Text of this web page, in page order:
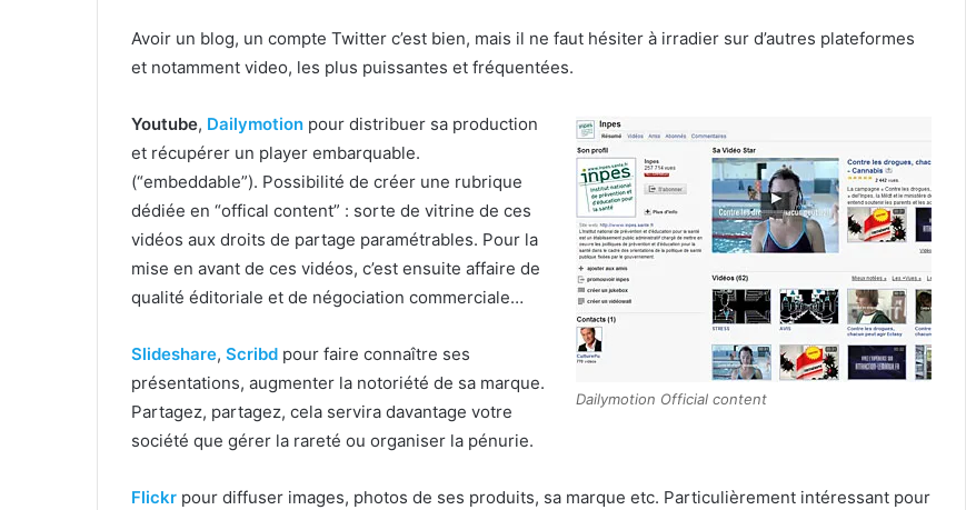
Avoir un blog, un compte Twitter c’est bien, mais il ne faut hésiter à irradier sur d’autres plateformes
et notamment video, les plus puissantes et fréquentées.
Dailymotion Official content
Youtube, Dailymotion pour distribuer sa production
et récupérer un player embarquable.
(“embeddable”). Possibilité de créer une rubrique
dédiée en “offical content” : sorte de vitrine de ces
vidéos aux droits de partage paramétrables. Pour la
mise en avant de ces vidéos, c’est ensuite affaire de
qualité éditoriale et de négociation commerciale…
Slideshare, Scribd pour faire connaître ses
présentations, augmenter la notoriété de sa marque.
Partagez, partagez, cela servira davantage votre
société que gérer la rareté ou organiser la pénurie.
Flickr pour diffuser images, photos de ses produits, sa marque etc. Particulièrement intéressant pour